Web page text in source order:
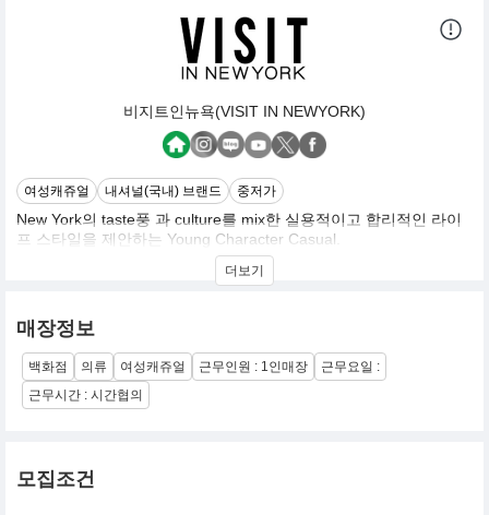
비지트인뉴욕(VISIT IN NEWYORK)
여성캐쥬얼 내셔널(국내) 브랜드 중저가
New York의 taste풍 과 culture를 mix한 실용적이고 합리적인 라이
프 스타일을 제안하는 Young Character Casual.
20대 초반에서 20대 중반 target의 뉴 베이직을 기본으로 하며, 여성
스럽고 chic한 느낌을 주며 trans코디 가능하며, item간의 Layering
백화점과 대리점을 기본으로 유통망 전개.
더보기
매장정보
백화점 의류 여성캐쥬얼 근무인원 : 1인매장
근무요일 :
근무시간 : 시간협의
모집조건